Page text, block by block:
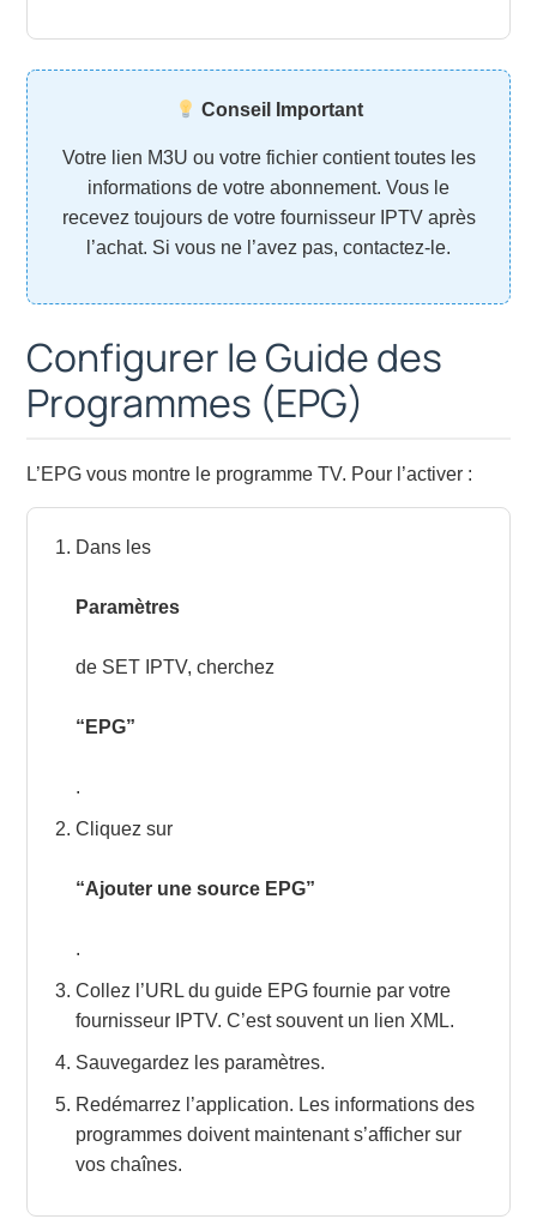
Conseil Important
Votre lien M3U ou votre fichier contient toutes les
informations de votre abonnement. Vous le
recevez toujours de votre fournisseur IPTV après
l’achat. Si vous ne l’avez pas, contactez-le.
Configurer le Guide des
Programmes (EPG)
L’EPG vous montre le programme TV. Pour l’activer :
Dans les
Paramètres
de SET IPTV, cherchez
“EPG”
.
Cliquez sur
“Ajouter une source EPG”
.
Collez l’URL du guide EPG fournie par votre
fournisseur IPTV. C’est souvent un lien XML.
Sauvegardez les paramètres.
Redémarrez l’application. Les informations des
programmes doivent maintenant s’afficher sur
vos chaînes.